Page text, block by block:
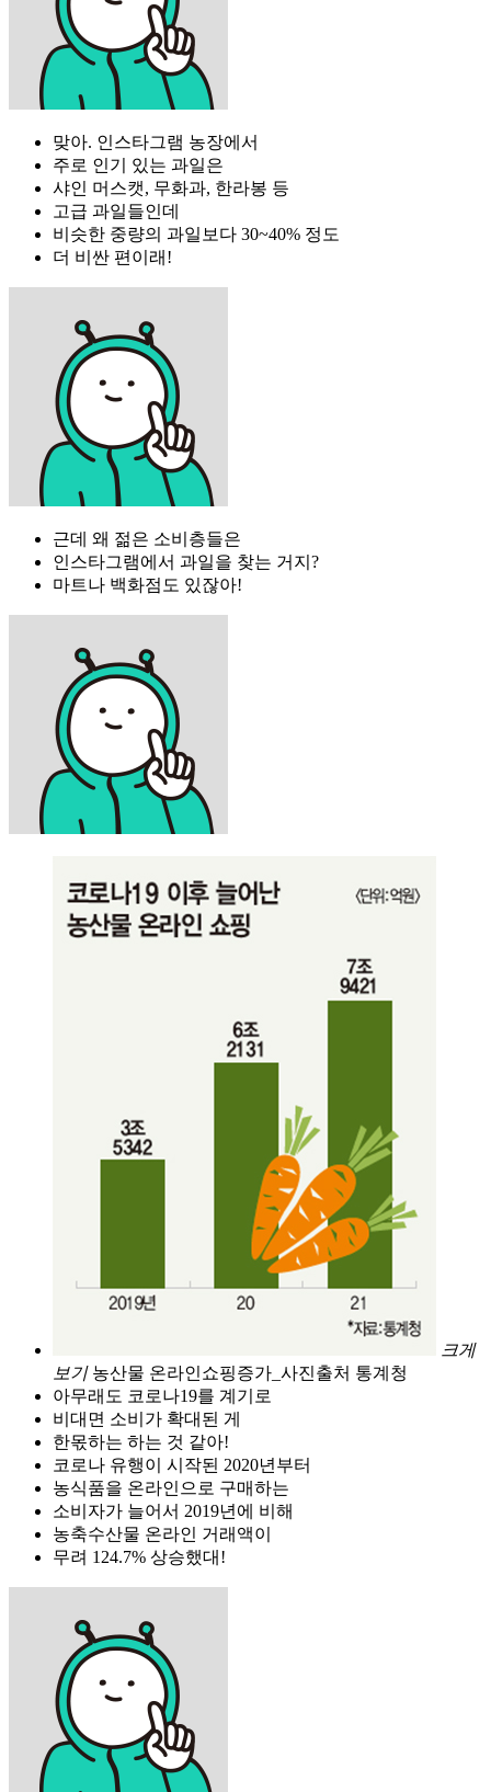
맞아. 인스타그램 농장에서
주로 인기 있는 과일은
샤인 머스캣, 무화과, 한라봉 등
고급 과일들인데
비슷한 중량의 과일보다 30~40% 정도
더 비싼 편이래!
근데 왜 젊은 소비층들은
인스타그램에서 과일을 찾는 거지?
마트나 백화점도 있잖아!
크게
보기 농산물 온라인쇼핑증가_사진출처 통계청
아무래도 코로나19를 계기로
비대면 소비가 확대된 게
한몫하는 하는 것 같아!
코로나 유행이 시작된 2020년부터
농식품을 온라인으로 구매하는
소비자가 늘어서 2019년에 비해
농축수산물 온라인 거래액이
무려 124.7% 상승했대!